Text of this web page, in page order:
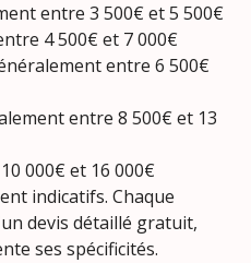
entre 3 500€ et 5 500€
4 500€ et 7 000€
entre 6 500€
entre 8 500€ et 13
000€ et 16 000€
indicatifs. Chaque
devis détaillé gratuit,
ses spécificités.